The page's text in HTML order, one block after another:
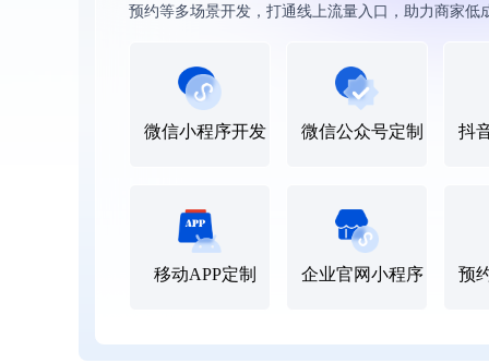
预约等多场景开发，打通线上流量入口，助力商家低
微信小程序开发 微信公众号定制 抖
移动APP定制 企业官网小程序 预